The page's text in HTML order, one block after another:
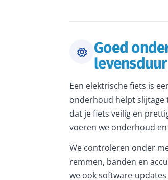
Goed
levensduur
Een elektrische fiets is
onderhoud helpt
dat je fiets veilig en
voeren we onderhoud
We controleren onder
remmen, banden en
we ook software-